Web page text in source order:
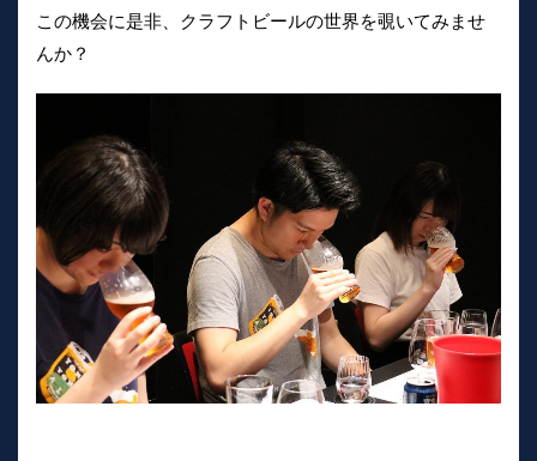
この機会に是非、クラフトビールの世界を覗いてみませ
んか？